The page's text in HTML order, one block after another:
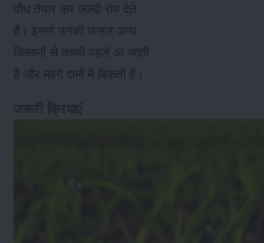
पौध तैयार कर जल्दी रोप देते
हैं। इससे उनकी फसल अन्य
किसानों से काफी पहले आ जाती
है और महंगे दामों में बिकती है।